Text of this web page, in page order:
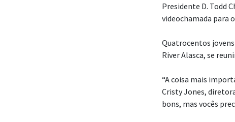
Presidente D. Todd
videochamada para
Quatrocentos
River Alasca, se
“A coisa mais
Cristy Jones,
bons, mas vocês